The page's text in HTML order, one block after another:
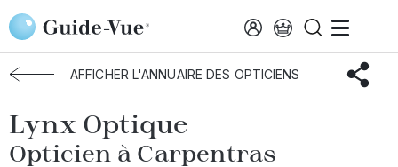
Aller au contenu principal
Accueil Choisir mon opticien Carpentras Lynx Optique
AFFICHER L'ANNUAIRE DES OPTICIENS
Lynx Optique
Opticien à Carpentras